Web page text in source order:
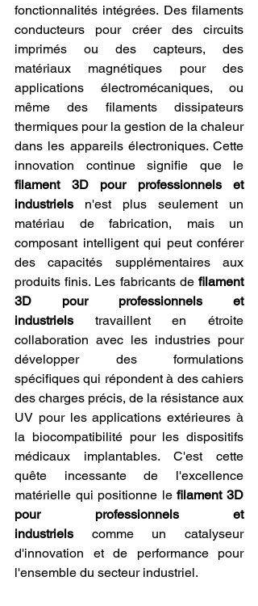
fonctionnalités intégrées. Des filaments
conducteurs pour créer des circuits
imprimés ou des capteurs, des
matériaux magnétiques pour des
applications électromécaniques, ou
même des filaments dissipateurs
thermiques pour la gestion de la chaleur
dans les appareils électroniques. Cette
filament 3D pour professionnels et
industriels n'est plus seulement un
matériau de fabrication, mais un
composant intelligent qui peut conférer
des capacités supplémentaires aux
produits finis. Les fabricants de filament
3D pour professionnels et
industriels travaillent en étroite
collaboration avec les industries pour
développer des formulations
spécifiques qui répondent à des cahiers
des charges précis, de la résistance aux
UV pour les applications extérieures à
la biocompatibilité pour les dispositifs
médicaux implantables. C'est cette
quête incessante de l'excellence
matérielle qui positionne le filament 3D
pour professionnels et
industriels comme un catalyseur
d'innovation et de performance pour
l'ensemble du secteur industriel.